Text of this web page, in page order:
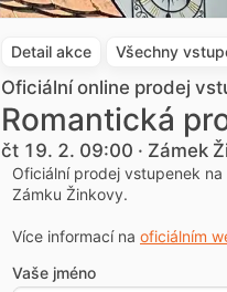
Detail akce Všechny
Oficiální online prodej
Romantická
čt 19. 2. 09:00 · Zámek
Oficiální prodej vstupenek
Zámku Žinkovy.
Více informací na oficiálním
Vaše jméno